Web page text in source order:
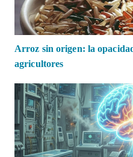
Arroz sin origen: la
agricultores